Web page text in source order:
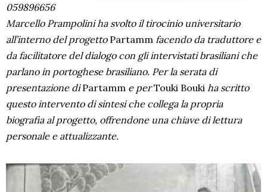
059896656
Marcello Prampolini ha svolto il tirocinio universitario
all’interno del progetto Partamm facendo da traduttore e
da facilitatore del dialogo con gli intervistati brasiliani che
parlano in portoghese brasiliano. Per la serata di
presentazione diPartamm e perTouki Bouki ha scritto
questo intervento di sintesi che collega la propria
biografia al progetto, offrendone una chiave di lettura
personale e attualizzante.